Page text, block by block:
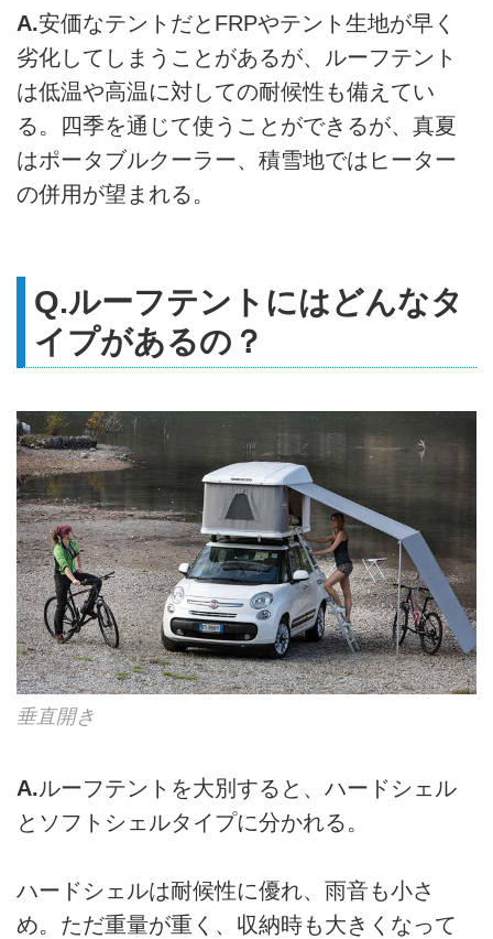
A.安価なテントだとFRPやテント生地が早く
劣化してしまうことがあるが、ルーフテント
は低温や高温に対しての耐候性も備えてい
る。四季を通じて使うことができるが、真夏
はポータブルクーラー、積雪地ではヒーター
の併用が望まれる。
Q.ルーフテントにはどんなタ
イプがあるの？
垂直開き
A.ルーフテントを大別すると、ハードシェル
とソフトシェルタイプに分かれる。
ハードシェルは耐候性に優れ、雨音も小さ
め。ただ重量が重く、収納時も大きくなって